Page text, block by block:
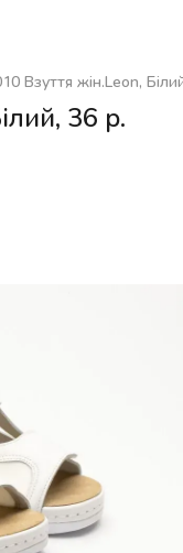
Взуття жін.Leon,
36 р.